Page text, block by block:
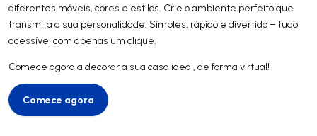
diferentes móveis, cores e estilos. Crie o ambiente perfeito que
transmita a sua personalidade. Simples, rápido e divertido – tudo
acessível com apenas um clique.
Comece agora a decorar a sua casa ideal, de forma virtual!
Comece agora
Comece agora